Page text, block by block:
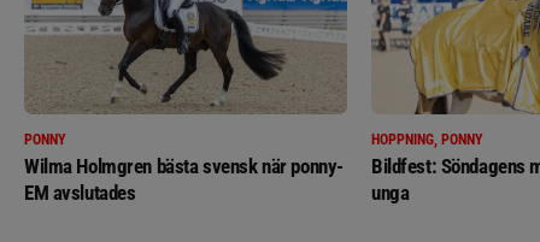
PONNY
Wilma Holmgren bästa svensk när ponny-
EM avslutades
HOPPNING, PONNY
Bildfest: Söndagens
unga